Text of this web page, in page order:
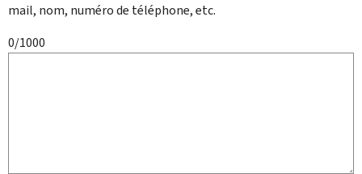
mail, nom, numéro de téléphone, etc.
0/1000